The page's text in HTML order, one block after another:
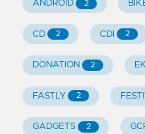
ANDROID 2
CD 2 CDI 2
DONATION 2
FASTLY 2
GADGETS 2